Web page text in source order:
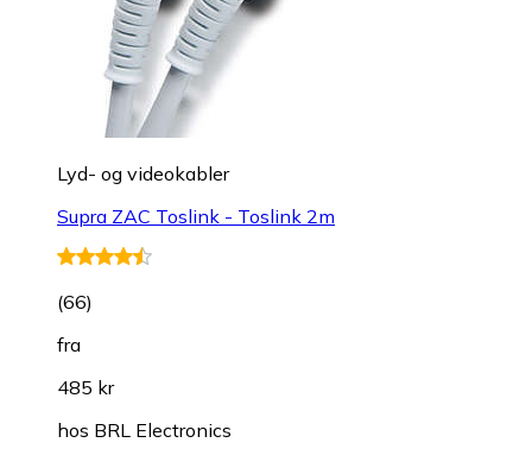
Lyd- og videokabler
Supra ZAC Toslink - Toslink 2m
(66)
fra
485 kr
hos BRL Electronics